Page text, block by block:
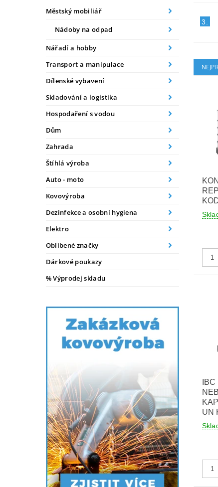
Městský mobiliář
Nádoby na odpad
Nářadí a hobby
Transport a manipulace
Dílenské vybavení
Skladování a logistika
Hospodaření s vodou
Dům
Zahrada
Štíhlá výroba
Auto - moto
Kovovýroba
Dezinfekce a osobní hygiena
Elektro
Oblíbené značky
Dárkové poukazy
% Výprodej skladu
3.
UN